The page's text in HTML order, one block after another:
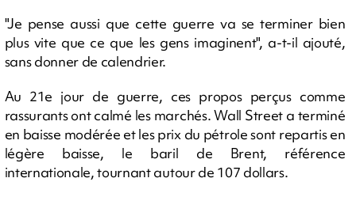
"Je pense aussi que cette guerre va se terminer bien
plus vite que ce que les gens imaginent", a-t-il ajouté,
sans donner de calendrier.
Au 21e jour de guerre, ces propos perçus comme
rassurants ont calmé les marchés. Wall Street a terminé
en baisse modérée et les prix du pétrole sont repartis en
légère baisse, le baril de Brent, référence
internationale, tournant autour de 107 dollars.